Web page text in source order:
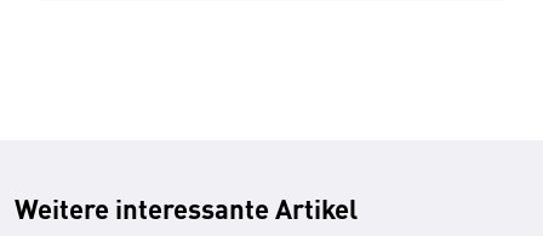
Weitere interessante Artikel